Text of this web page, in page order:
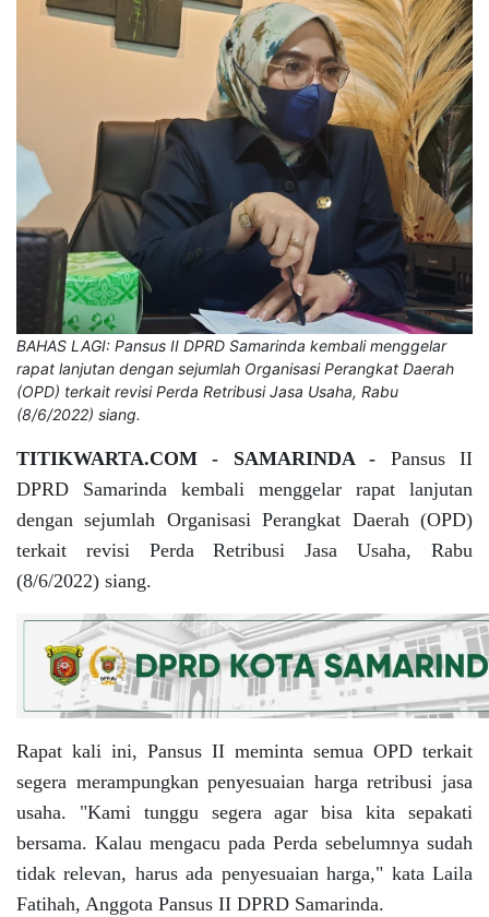
BAHAS LAGI: Pansus II DPRD Samarinda kembali menggelar
rapat lanjutan dengan sejumlah Organisasi Perangkat Daerah
(OPD) terkait revisi Perda Retribusi Jasa Usaha, Rabu
(8/6/2022) siang.
TITIKWARTA.COM - SAMARINDA - Pansus II
DPRD Samarinda kembali menggelar rapat lanjutan
dengan sejumlah Organisasi Perangkat Daerah (OPD)
terkait revisi Perda Retribusi Jasa Usaha, Rabu
(8/6/2022) siang.
Rapat kali ini, Pansus II meminta semua OPD terkait
segera merampungkan penyesuaian harga retribusi jasa
usaha. "Kami tunggu segera agar bisa kita sepakati
bersama. Kalau mengacu pada Perda sebelumnya sudah
tidak relevan, harus ada penyesuaian harga," kata Laila
Fatihah, Anggota Pansus II DPRD Samarinda.